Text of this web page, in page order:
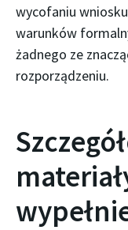
wycofaniu
warunków
żadnego ze
rozporządzeniu.